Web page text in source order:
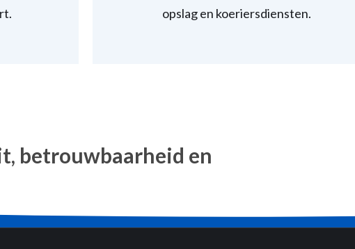
opslag en koeriersdiensten.
betrouwbaarheid en